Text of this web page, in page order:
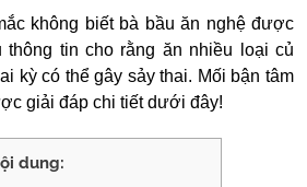
. Tham vấn y khoa: Dược sĩ Vũ
không biết bà bầu ăn nghệ được
thông tin cho rằng ăn nhiều loại củ
kỳ có thể gây sảy thai. Mối bận tâm
giải đáp chi tiết dưới đây!
dung: